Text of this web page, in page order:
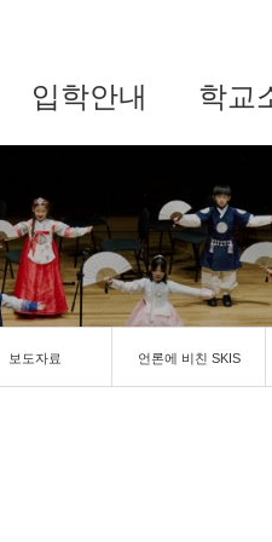
입학안내 학교
보도자료 언론에 비친 SKIS